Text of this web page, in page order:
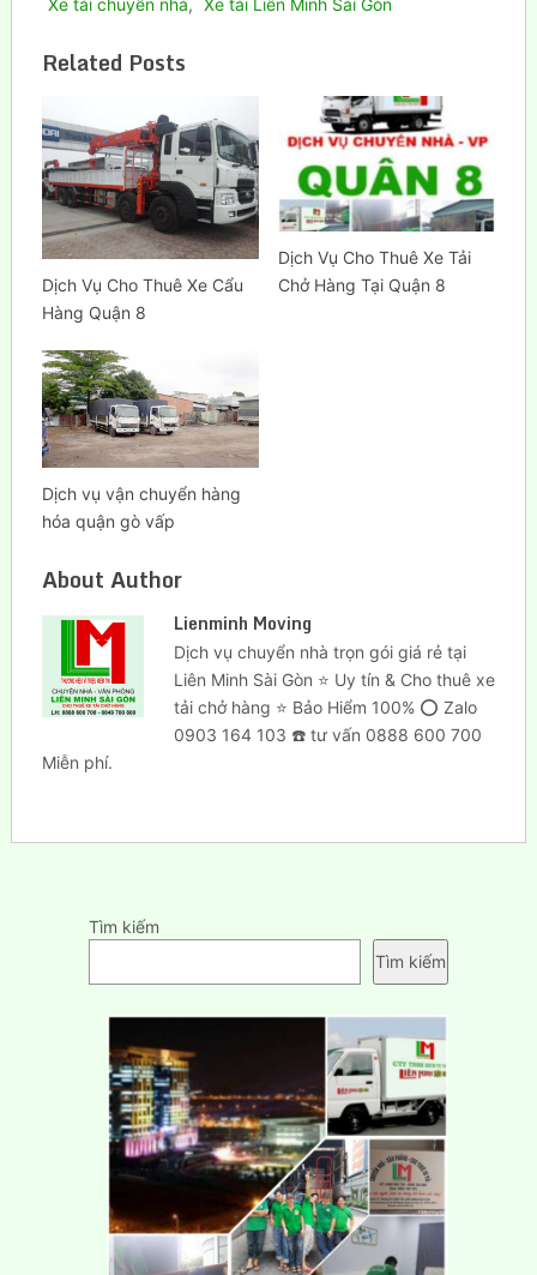
Related Posts
Dịch Vụ Cho Thuê Xe Cẩu
Hàng Quận 8
Dịch Vụ Cho Thuê Xe Tải
Chở Hàng Tại Quận 8
Dịch vụ vận chuyển hàng
hóa quận gò vấp
About Author
Lienminh Moving
Dịch vụ chuyển nhà trọn gói giá rẻ tại
Liên Minh Sài Gòn ⭐ Uy tín & Cho thuê xe
tải chở hàng ⭐ Bảo Hiểm 100% ⭕ Zalo
0903 164 103 ☎️ tư vấn 0888 600 700
Miễn phí.
Tìm kiếm
Tìm kiếm